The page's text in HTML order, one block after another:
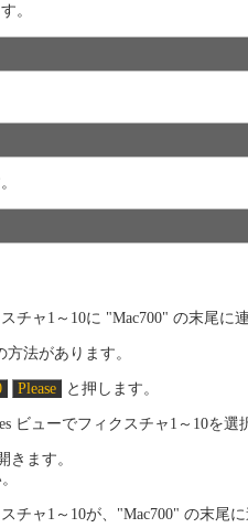
。
チャ1～10に "Mac700" の末尾に
法があります。
Please と押します。
ビューでフィクスチャ1～10を選
きます。
チャ1～10が、"Mac700" の末尾